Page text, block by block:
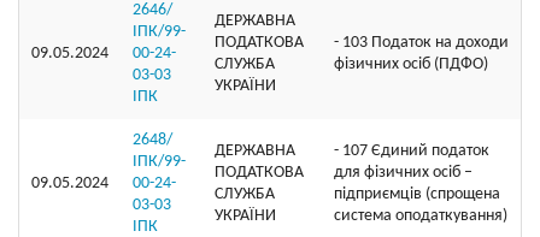
09.05.2024
2646/
ІПК/99-
00-24-
03-03
ІПК
ДЕРЖАВНА
ПОДАТКОВА
СЛУЖБА
УКРАЇНИ
- 103 Податок на доходи
фізичних осіб (ПДФО)
09.05.2024
2648/
ІПК/99-
00-24-
03-03
ІПК
ДЕРЖАВНА
ПОДАТКОВА
СЛУЖБА
УКРАЇНИ
- 107 Єдиний податок
для фізичних осіб –
підприємців (спрощена
система оподаткування)